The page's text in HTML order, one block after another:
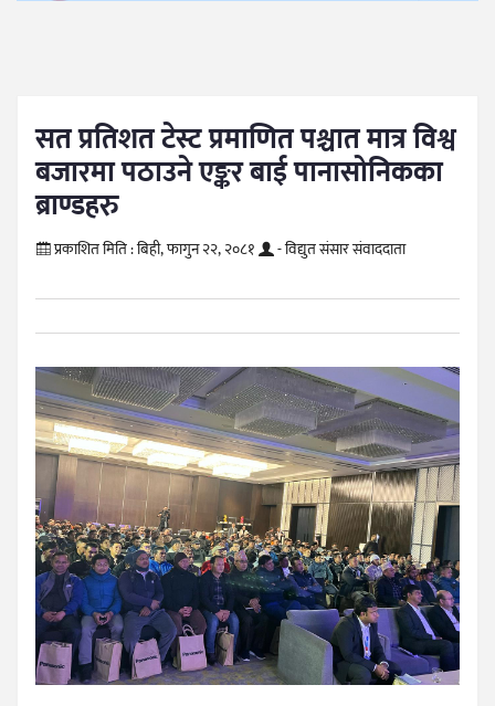
सत प्रतिशत टेस्ट प्रमाणित पश्चात मात्र विश्व
बजारमा पठाउने एङ्कर बाई पानासोनिकका
ब्राण्डहरु
प्रकाशित मिति :बिही, फागुन २२, २०८१ - विद्युत संसार संवाददाता